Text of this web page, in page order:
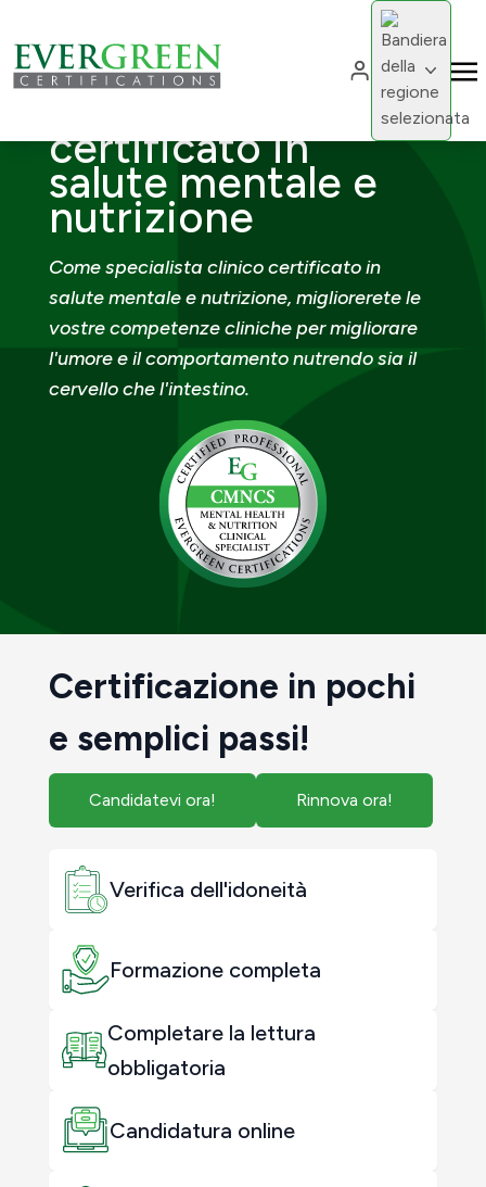
Cambia
Specialista clinico
certificato in
salute mentale e
nutrizione
Come specialista clinico certificato in
salute mentale e nutrizione, migliorerete le
vostre competenze cliniche per migliorare
l'umore e il comportamento nutrendo sia il
cervello che l'intestino.
Certificazione in pochi
e semplici passi!
Candidatevi ora! Rinnova ora!
Verifica dell'idoneità
Formazione completa
Completare la lettura
obbligatoria
Candidatura online